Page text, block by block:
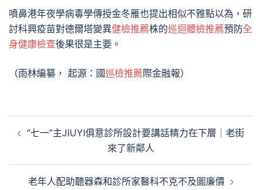
噴鼻港年夜學病毒學傳授金冬雁也提出相似不雅點以為，研
討科興疫苗對德爾塔變異健檢推薦株的巡迴體檢推薦預防全
身健康檢查後果很是主要。
（雨林編纂， 起源：國巡檢推薦際金融報）
章 “七一”主JIUYI俱意診所設計要講話精力在下層｜老街
來了新鄰人
老年人配助聽器森和診所家醫科不克不及圖廉價